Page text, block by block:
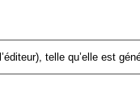
telle qu’elle est